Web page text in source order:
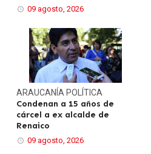
09 agosto, 2026
ARAUCANÍA POLÍTICA
Condenan a 15 años de
cárcel a ex alcalde de
Renaico
09 agosto, 2026